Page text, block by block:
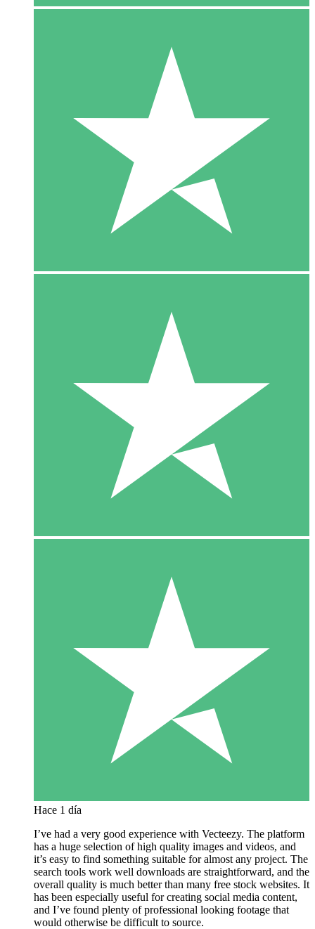
Hace 1 día
I’ve had a very good experience with Vecteezy. The platform
has a huge selection of high quality images and videos, and
it’s easy to find something suitable for almost any project. The
search tools work well downloads are straightforward, and the
overall quality is much better than many free stock websites. It
has been especially useful for creating social media content,
and I’ve found plenty of professional looking footage that
would otherwise be difficult to source.